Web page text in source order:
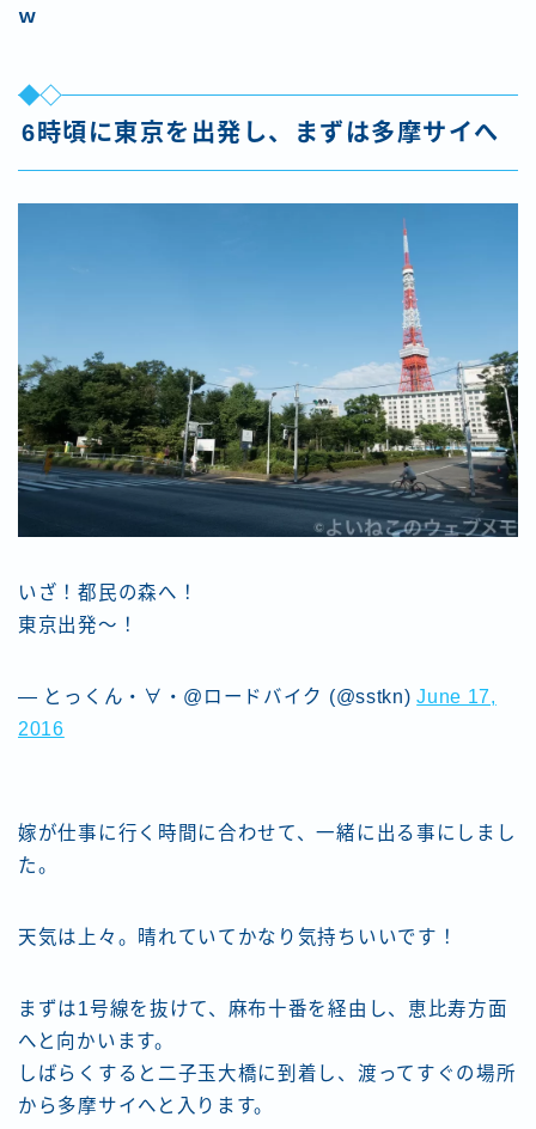
ｗ
6時頃に東京を出発し、まずは多摩サイへ
いざ！都民の森へ！
東京出発〜！
— とっくん・∀・@ロードバイク (@sstkn)June 17,
2016
嫁が仕事に行く時間に合わせて、一緒に出る事にしまし
た。
天気は上々。晴れていてかなり気持ちいいです！
まずは1号線を抜けて、麻布十番を経由し、恵比寿方面
へと向かいます。
しばらくすると二子玉大橋に到着し、渡ってすぐの場所
から多摩サイへと入ります。